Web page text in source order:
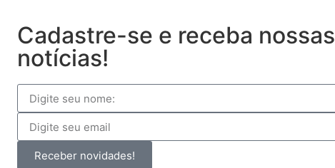
Cadastre-se e receba nossas
notícias!
Receber novidades!